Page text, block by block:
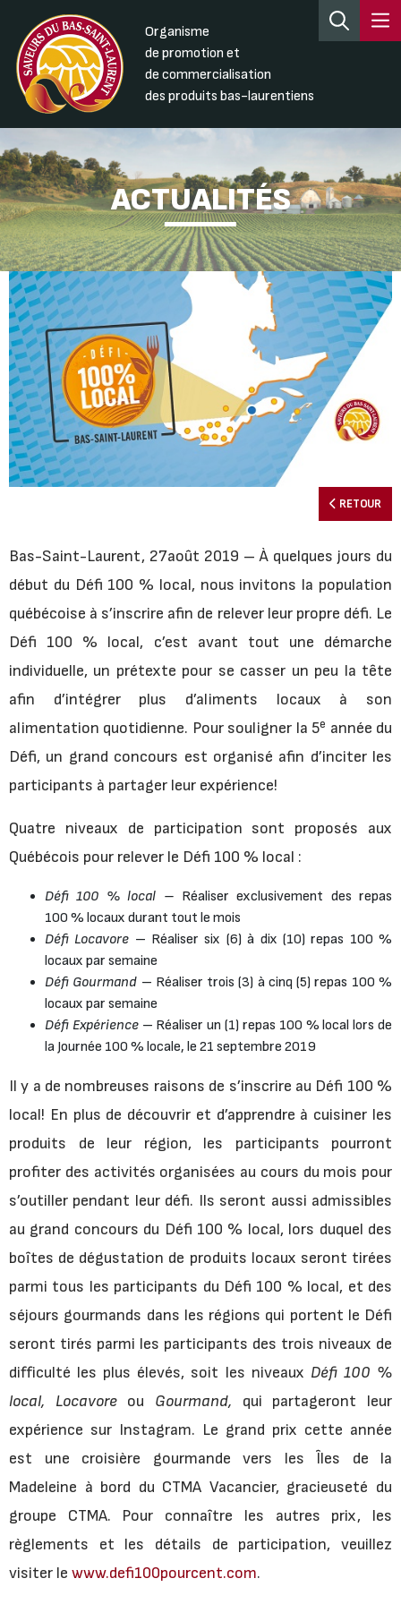
Organisme
de promotion et
de commercialisation
des produits bas-laurentiens
ACTUALITÉS
RETOUR
Bas-Saint-Laurent, 27août 2019 – À quelques jours du
début du Défi 100 % local, nous invitons la population
québécoise à s’inscrire afin de relever leur propre défi. Le
Défi 100 % local, c’est avant tout une démarche
individuelle, un prétexte pour se casser un peu la tête
afin d’intégrer plus d’aliments locaux à son
alimentation quotidienne. Pour souligner la 5e année du
Défi, un grand concours est organisé afin d’inciter les
participants à partager leur expérience!
Quatre niveaux de participation sont proposés aux
Québécois pour relever le Défi 100 % local :
Défi 100 % local – Réaliser exclusivement des repas
100 % locaux durant tout le mois
Défi Locavore – Réaliser six (6) à dix (10) repas 100 %
locaux par semaine
Défi Gourmand – Réaliser trois (3) à cinq (5) repas 100 %
locaux par semaine
Défi Expérience– Réaliser un (1) repas 100 % local lors de
la Journée 100 % locale, le 21 septembre 2019
Il y a de nombreuses raisons de s’inscrire au Défi 100 %
local! En plus de découvrir et d’apprendre à cuisiner les
produits de leur région, les participants pourront
profiter des activités organisées au cours du mois pour
s’outiller pendant leur défi. Ils seront aussi admissibles
au grand concours du Défi 100 % local, lors duquel des
boîtes de dégustation de produits locaux seront tirées
parmi tous les participants du Défi 100 % local, et des
séjours gourmands dans les régions qui portent le Défi
seront tirés parmi les participants des trois niveaux de
difficulté les plus élevés, soit les niveaux Défi 100 %
local, Locavore ou Gourmand, qui partageront leur
expérience sur Instagram. Le grand prix cette année
est une croisière gourmande vers les Îles de la
Madeleine à bord du CTMA Vacancier, gracieuseté du
groupe CTMA. Pour connaître les autres prix, les
règlements et les détails de participation, veuillez
visiter le www.defi100pourcent.com.